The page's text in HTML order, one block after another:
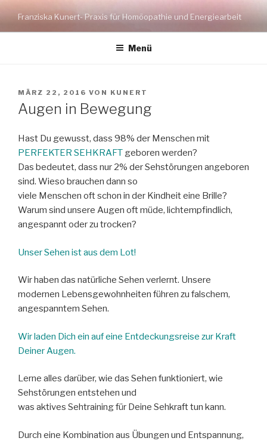
Inhalt
springen
Franziska Kunert- Praxis für Homöopathie und Energiearbeit
Menü
VERÖFFENTLICHT
AM
MÄRZ 22, 2016 VON KUNERT
Augen in Bewegung
Hast Du gewusst, dass 98% der Menschen mit
PERFEKTER SEHKRAFT geboren werden?
Das bedeutet, dass nur 2% der Sehstörungen angeboren
sind. Wieso brauchen dann so
viele Menschen oft schon in der Kindheit eine Brille?
Warum sind unsere Augen oft müde, lichtempfindlich,
angespannt oder zu trocken?
Unser Sehen ist aus dem Lot!
Wir haben das natürliche Sehen verlernt. Unsere
modernen Lebensgewohnheiten führen zu falschem,
angespanntem Sehen.
Wir laden Dich ein auf eine Entdeckungsreise zur Kraft
Deiner Augen.
Lerne alles darüber, wie das Sehen funktioniert, wie
Sehstörungen entstehen und
was aktives Sehtraining für Deine Sehkraft tun kann.
Durch eine Kombination aus Übungen und Entspannung,